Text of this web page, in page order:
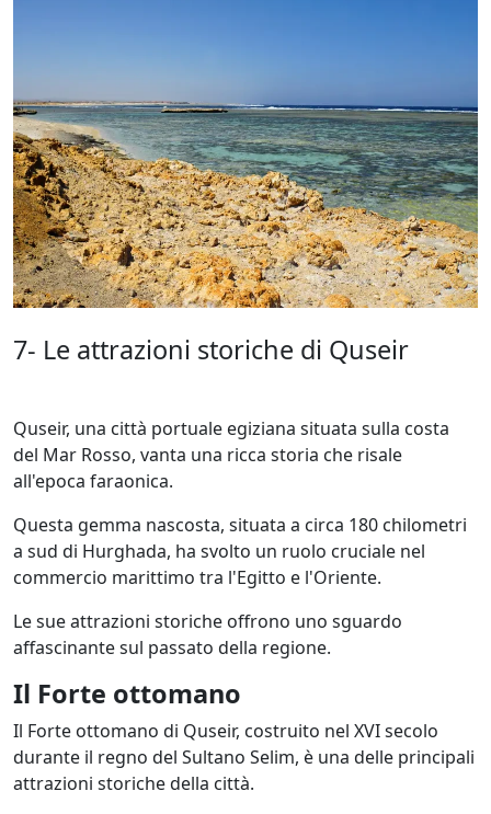
7- Le attrazioni storiche di Quseir
Quseir, una città portuale egiziana situata sulla costa
del Mar Rosso, vanta una ricca storia che risale
all'epoca faraonica.
Questa gemma nascosta, situata a circa 180 chilometri
a sud di Hurghada, ha svolto un ruolo cruciale nel
commercio marittimo tra l'Egitto e l'Oriente.
Le sue attrazioni storiche offrono uno sguardo
affascinante sul passato della regione.
Il Forte ottomano
Il Forte ottomano di Quseir, costruito nel XVI secolo
durante il regno del Sultano Selim, è una delle principali
attrazioni storiche della città.